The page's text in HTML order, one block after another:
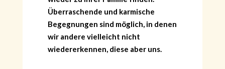
Überraschende und karmische
Begegnungen sind möglich, in denen
wir andere vielleicht nicht
wiedererkennen, diese aber uns.